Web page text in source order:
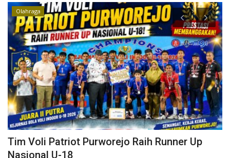
Olahraga
Tim Voli Patriot Purworejo Raih Runner Up
Nasional U-18